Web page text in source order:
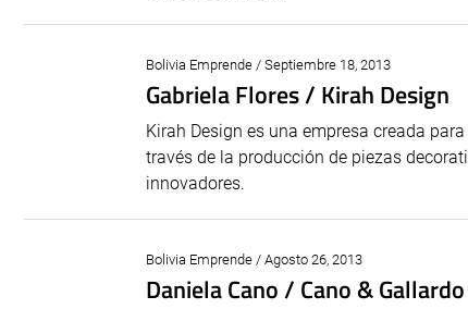
Bolivia Emprende / Septiembre 18, 2013
Gabriela Flores / Kirah Design
Kirah Design es una empresa creada
través de la producción de piezas
innovadores.
Bolivia Emprende / Agosto 26, 2013
Daniela Cano / Cano & Gallardo